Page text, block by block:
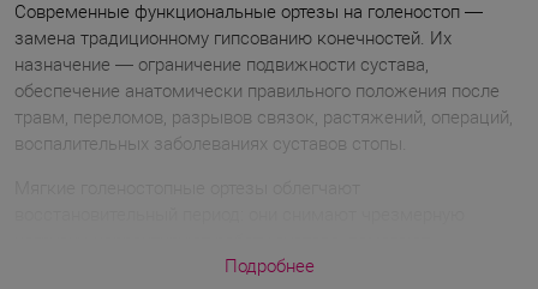
Современные функциональные ортезы на голеностоп —
замена традиционному гипсованию конечностей. Их
назначение — ограничение подвижности сустава,
обеспечение анатомически правильного положения после
травм, переломов, разрывов связок, растяжений, операций,
воспалительных заболеваниях суставов стопы.
заниматься спортом и физкультурой без угрозы вторичного
Подробнее